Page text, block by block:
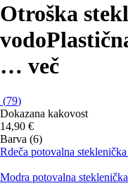
Otroška
vodo
… več
(79)
Dokazana kakovost
14,90 €
Barva (6)
Rdeča potovalna
Modra potovalna